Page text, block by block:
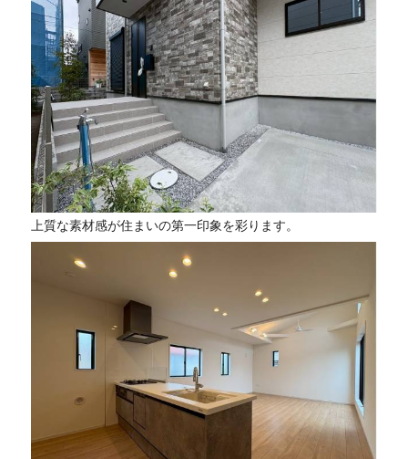
上質な素材感が住まいの第一印象を彩ります。